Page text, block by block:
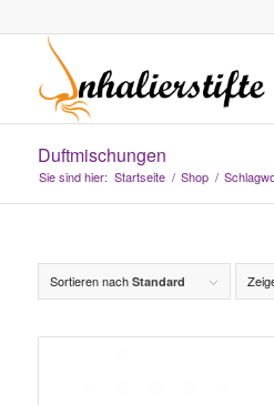
Duftmischungen
Sie sind hier: Startseite / Shop /
Sortieren nach Standard